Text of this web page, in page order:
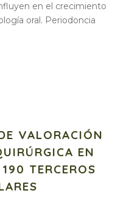
en el crecimiento
oral. Periodoncia
VALORACIÓN
EN
TERCEROS